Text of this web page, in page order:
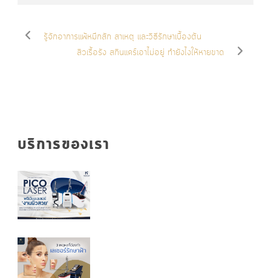
รู้จักอาการแพ้หมึกสัก สาเหตุ และวิธีรักษาเบื้องต้น
สิวเรื้อรัง สกินแคร์เอาไม่อยู่ ทำยังไงให้หายขาด
บริการของเรา